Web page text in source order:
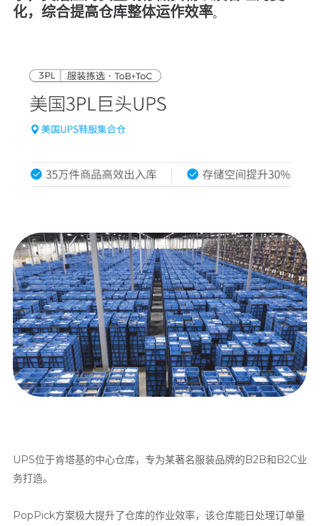
化，综合提高仓库整体运作效率。
UPS位于肯塔基的中心仓库，专为某著名服装品牌的B2B和B2C业
务打造。
PopPick方案极大提升了仓库的作业效率，该仓库能日处理订单量